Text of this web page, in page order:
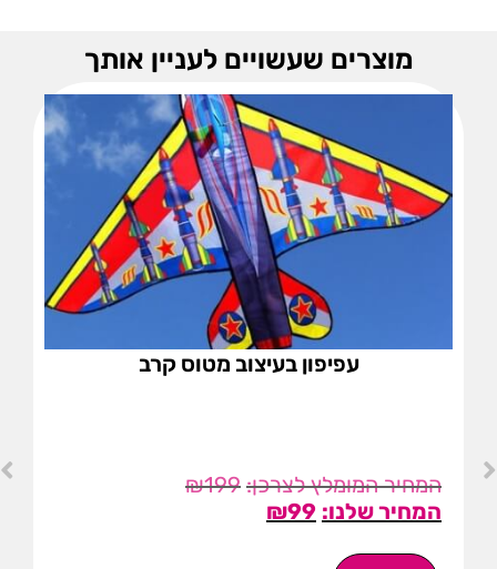
מוצרים שעשויים לעניין אותך
עפיפון בעיצוב מטוס קרב
₪199
₪99